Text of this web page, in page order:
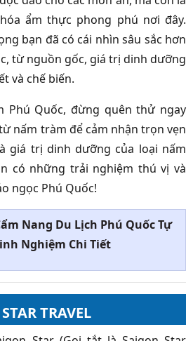
ẩm thực phong phú nơi đây.
bạn đã có cái nhìn sâu sắc hơn
từ nguồn gốc, giá trị dinh dưỡng
và chế biến.
Phú Quốc, đừng quên thử ngay
nấm tràm để cảm nhận trọn vẹn
giá trị dinh dưỡng của loại nấm
có những trải nghiệm thú vị và
ngọc Phú Quốc!
Nang Du Lịch Phú Quốc Tự
Nghiệm Chi Tiết
TRAVEL